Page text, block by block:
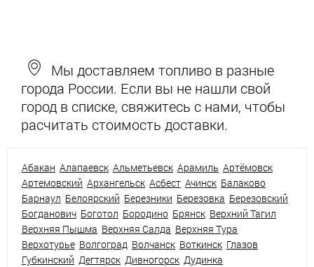
Мы доставляем топливо в разные
города России. Если вы не нашли свой
город в списке, свяжитесь с нами, чтобы
расчитать стоимость доставки.
Абакан Алапаевск Альметьевск Арамиль Артёмовск
Артемовский Архангельск Асбест Ачинск Балаково
Барнаул Белоярский Березники Березовка Березовский
Богданович Боготол Бородино Брянск Верхний Тагил
Верхняя Пышма Верхняя Салда Верхняя Тура
Верхотурье Волгоград Волчанск Воткинск Глазов
Губкинский Дегтярск Дивногорск Дудинка